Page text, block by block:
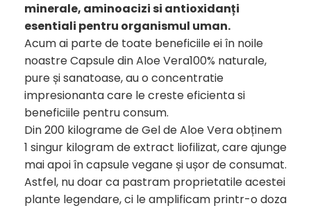
minerale, aminoacizi si antioxidanți
esentiali pentru organismul uman.
Acum ai parte de toate beneficiile ei în noile
noastre Capsule din Aloe Vera100% naturale,
pure și sanatoase, au o concentratie
impresionanta care le creste eficienta si
beneficiile pentru consum.
Din 200 kilograme de Gel de Aloe Vera obținem
1 singur kilogram de extract liofilizat, care ajunge
mai apoi în capsule vegane și ușor de consumat.
Astfel, nu doar ca pastram proprietatile acestei
plante legendare, ci le amplificam printr-o doza